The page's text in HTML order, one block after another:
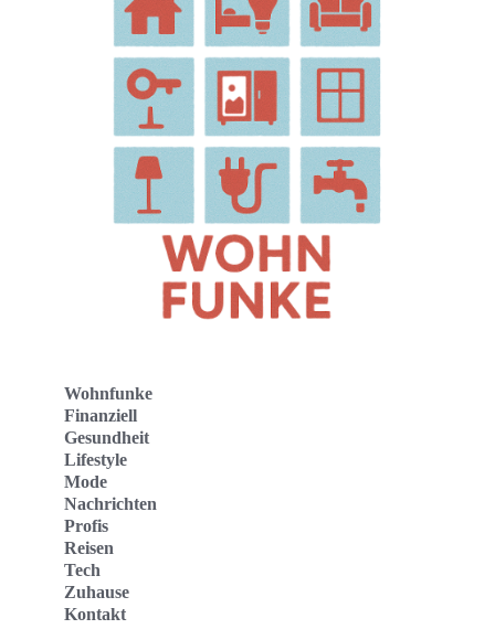
Wohnfunke
Finanziell
Gesundheit
Lifestyle
Mode
Nachrichten
Profis
Reisen
Tech
Zuhause
Kontakt